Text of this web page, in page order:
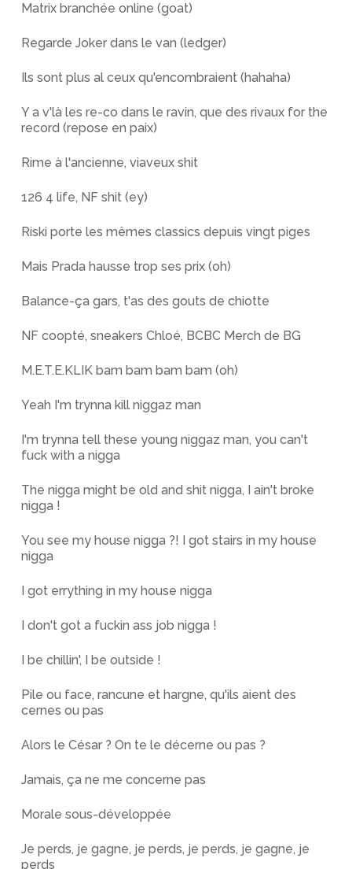
Matrix branchée online (goat)
Regarde Joker dans le van (ledger)
Ils sont plus al ceux qu'encombraient (hahaha)
Y a v'là les re-co dans le ravin, que des rivaux for the
record (repose en paix)
Rime à l'ancienne, viaveux shit
126 4 life, NF shit (ey)
Riski porte les mêmes classics depuis vingt piges
Mais Prada hausse trop ses prix (oh)
Balance-ça gars, t'as des gouts de chiotte
NF coopté, sneakers Chloé, BCBC Merch de BG
M.E.T.E.KLIK bam bam bam bam (oh)
Yeah I'm trynna kill niggaz man
I'm trynna tell these young niggaz man, you can't
fuck with a nigga
The nigga might be old and shit nigga, I ain't broke
nigga !
You see my house nigga ?! I got stairs in my house
nigga
I got errything in my house nigga
I don't got a fuckin ass job nigga !
I be chillin', I be outside !
Pile ou face, rancune et hargne, qu'ils aient des
cernes ou pas
Alors le César ? On te le décerne ou pas ?
Jamais, ça ne me concerne pas
Morale sous-développée
Je perds, je gagne, je perds, je perds, je gagne, je
perds